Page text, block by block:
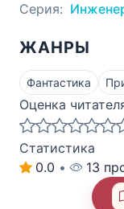
Серия:
ЖАНРЫ
Фантастика
Оценка
Статистика
0.0 •
13